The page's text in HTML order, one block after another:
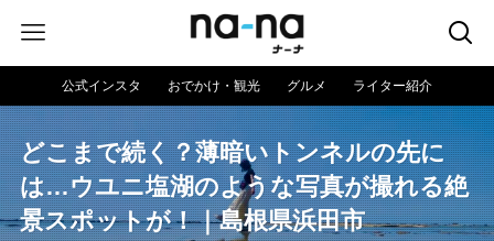
公式インスタ おでかけ・観光 グルメ ライター紹介
どこまで続く？薄暗いトンネルの先に
は…ウユニ塩湖のような写真が撮れる絶
景スポットが！｜島根県浜田市